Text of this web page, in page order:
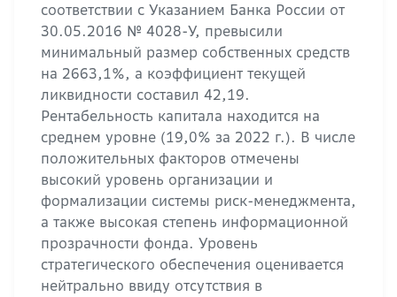
соответствии с Указанием Банка России от
30.05.2016 № 4028-У, превысили
минимальный размер собственных средств
на 2663,1%, а коэффициент текущей
ликвидности составил 42,19.
Рентабельность капитала находится на
среднем уровне (19,0% за 2022 г.). В числе
положительных факторов отмечены
высокий уровень организации и
формализации системы риск-менеджмента,
а также высокая степень информационной
прозрачности фонда. Уровень
стратегического обеспечения оценивается
нейтрально ввиду отсутствия в